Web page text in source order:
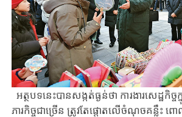
អត្ថបទនេះបានសង្កត់ធ្ងន់ថា ការងារសេដ្ឋកិច្
ភារកិច្ចជាច្រើន ត្រូវតែផ្តោតលើចំណុចគន្លឹះ ព